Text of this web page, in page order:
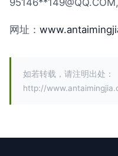
95146**149@QQ.COM
网址：
如若转载，请注明出处：
http://